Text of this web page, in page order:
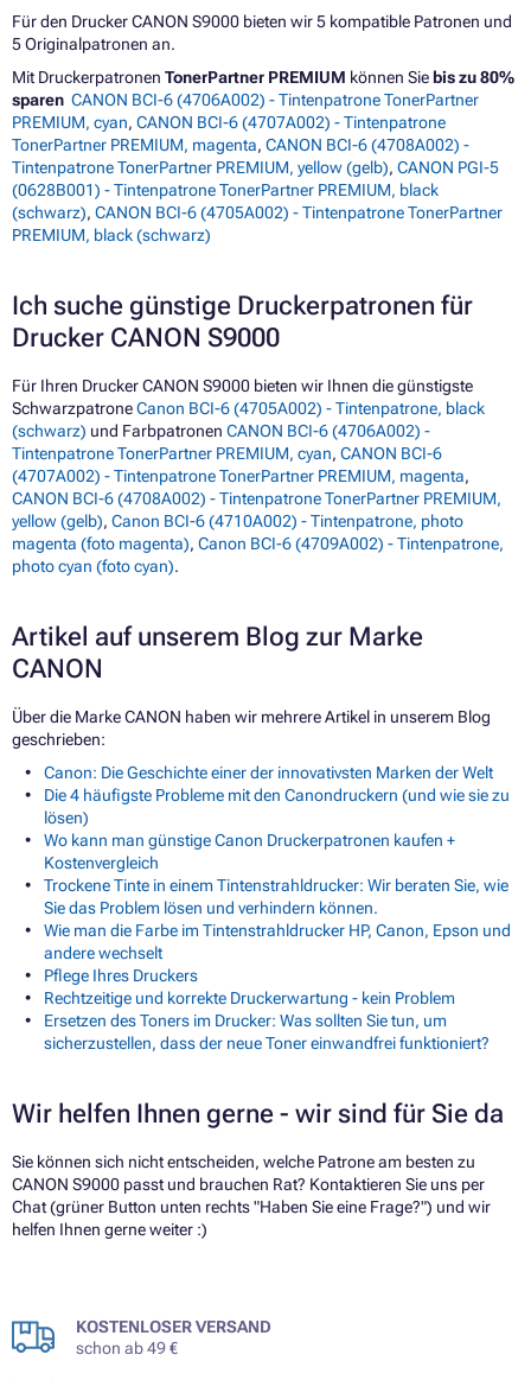
Für den Drucker CANON S9000 bieten wir 5 kompatible Patronen und
5 Originalpatronen an.
Mit Druckerpatronen TonerPartner PREMIUM können Sie bis zu 80%
sparen CANON BCI-6 (4706A002) - Tintenpatrone TonerPartner
PREMIUM, cyan, CANON BCI-6 (4707A002) - Tintenpatrone
TonerPartner PREMIUM, magenta, CANON BCI-6 (4708A002) -
Tintenpatrone TonerPartner PREMIUM, yellow (gelb), CANON PGI-5
(0628B001) - Tintenpatrone TonerPartner PREMIUM, black
(schwarz), CANON BCI-6 (4705A002) - Tintenpatrone TonerPartner
PREMIUM, black (schwarz)
Ich suche günstige Druckerpatronen für
Drucker CANON S9000
Für Ihren Drucker CANON S9000 bieten wir Ihnen die günstigste
SchwarzpatroneCanon BCI-6 (4705A002) - Tintenpatrone, black
(schwarz) und Farbpatronen CANON BCI-6 (4706A002) -
Tintenpatrone TonerPartner PREMIUM, cyan, CANON BCI-6
(4707A002) - Tintenpatrone TonerPartner PREMIUM, magenta,
CANON BCI-6 (4708A002) - Tintenpatrone TonerPartner PREMIUM,
yellow (gelb), Canon BCI-6 (4710A002) - Tintenpatrone, photo
magenta (foto magenta), Canon BCI-6 (4709A002) - Tintenpatrone,
photo cyan (foto cyan).
Artikel auf unserem Blog zur Marke
CANON
Über die Marke CANON haben wir mehrere Artikel in unserem Blog
geschrieben:
Canon: Die Geschichte einer der innovativsten Marken der Welt
Die 4 häufigste Probleme mit den Canondruckern (und wie sie zu
lösen)
Wo kann man günstige Canon Druckerpatronen kaufen +
Kostenvergleich
Trockene Tinte in einem Tintenstrahldrucker: Wir beraten Sie, wie
Sie das Problem lösen und verhindern können.
Wie man die Farbe im Tintenstrahldrucker HP, Canon, Epson und
andere wechselt
Pflege Ihres Druckers
Rechtzeitige und korrekte Druckerwartung - kein Problem
Ersetzen des Toners im Drucker: Was sollten Sie tun, um
sicherzustellen, dass der neue Toner einwandfrei funktioniert?
Wir helfen Ihnen gerne - wir sind für Sie da
Sie können sich nicht entscheiden, welche Patrone am besten zu
CANON S9000 passt und brauchen Rat? Kontaktieren Sie uns per
Chat (grüner Button unten rechts "Haben Sie eine Frage?") und wir
helfen Ihnen gerne weiter :)
KOSTENLOSER VERSAND
schon ab 49 €